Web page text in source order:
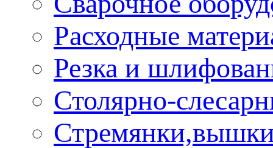
Расходные
Резка и
Столярно-